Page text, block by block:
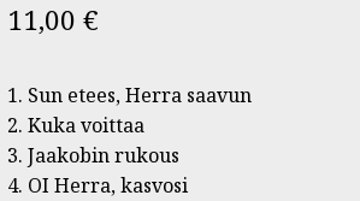
11,00 €
1. Sun etees, Herra saavun
2. Kuka voittaa
3. Jaakobin rukous
4. OI Herra, kasvosi